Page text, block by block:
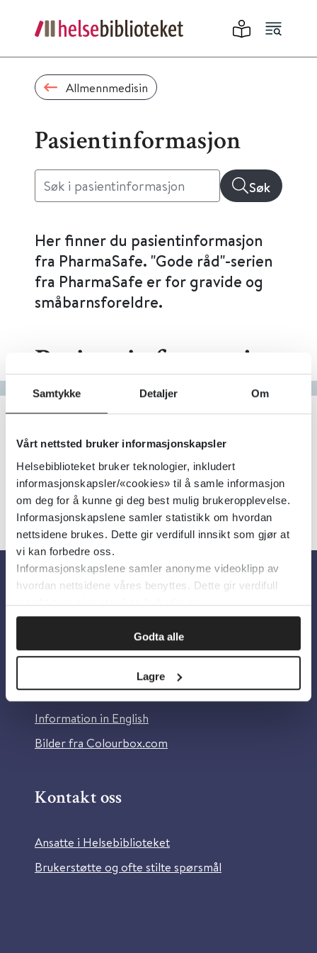
Samtykke Detaljer Om
Vårt nettsted bruker informasjonskapsler
Helsebiblioteket bruker teknologier, inkludert
informasjonskapsler/«cookies» til å samle informasjon
om deg for å kunne gi deg best mulig brukeropplevelse.
Informasjonskapslene samler statistikk om hvordan
nettsidene brukes. Dette gir verdifull innsikt som gjør at
vi kan forbedre oss.
Informasjonskapslene samler anonyme videoklipp av
hvordan nettsidene våres benyttes. Dette gir verdifull
innsikt som gjør at vi kan forbedre oss.
Godta alle
Lagre
Allmennmedisin
Pasientinformasjon
Søk
Her finner du pasientinformasjon
fra PharmaSafe. "Gode råd"-serien
fra PharmaSafe er for gravide og
småbarnsforeldre.
Pasientinformasjon
Gå til bokstav
Filter
1 Treff Alfabetisk
Om oss
Om Helsebiblioteket
Personvern og informasjonskapsler
Tilgjengelighetserklæring
Information in English
Bilder fra Colourbox.com
Kontakt oss
Ansatte i Helsebiblioteket
Brukerstøtte og ofte stilte spørsmål